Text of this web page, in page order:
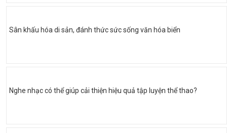
Sân khấu hóa di sản, đánh thức sức sống văn hóa biển
Nghe nhạc có thể giúp cải thiện hiệu quả tập luyện thể thao?